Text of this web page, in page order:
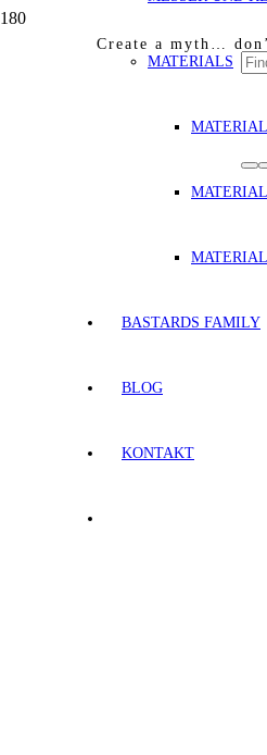
Create a myth…
MATERIALS
BASTARDS FAMILY
BLOG
KONTAKT